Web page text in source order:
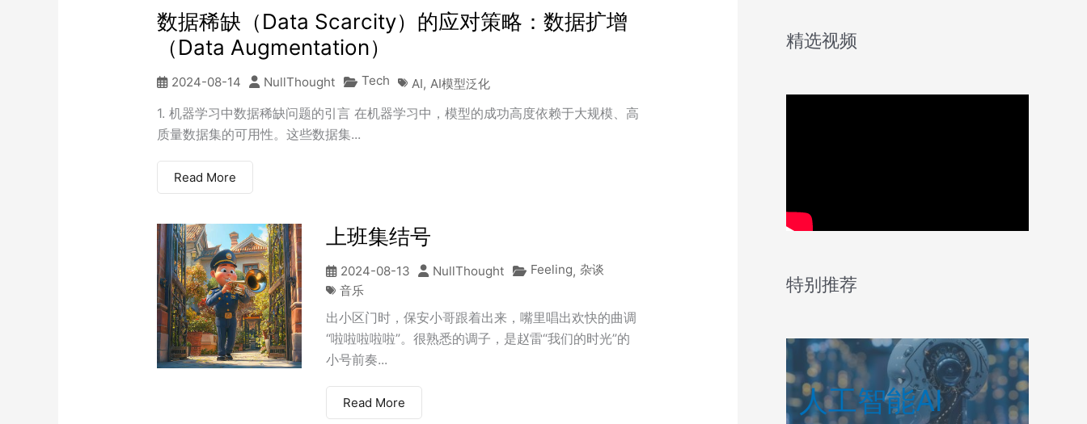
数据稀缺（Data Scarcity）的应对策略：数据扩增
（Data Augmentation）
2024-08-14 NullThought Tech AI, AI模型泛化
1. 机器学习中数据稀缺问题的引言 在机器学习中，模型的成功高度依赖于大规模、高
质量数据集的可用性。这些数据集...
Read More
上班集结号
2024-08-13 NullThought Feeling, 杂谈
音乐
出小区门时，保安小哥跟着出来，嘴里唱出欢快的曲调
“啦啦啦啦啦”。很熟悉的调子，是赵雷“我们的时光”的
小号前奏...
Read More
精选视频
特别推荐
人工智能AI